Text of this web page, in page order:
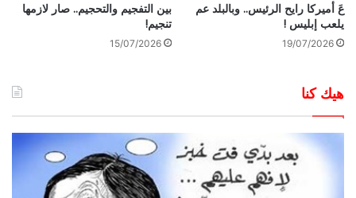
عَ أميركا رايح الرئيس.. وبالبلد عم
يلعب إبليس !
19/07/2026
بين التفجيم والتحجيم.. صار لازمها
تنجيم!
15/07/2026
هيك كنا